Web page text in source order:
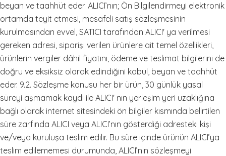
beyan ve taahhüt eder. ALICI’nın; Ön Bilgilendirmeyi elektronik
ortamda teyit etmesi, mesafeli satış sözleşmesinin
kurulmasından evvel, SATICI tarafından ALICI' ya verilmesi
gereken adresi, siparişi verilen ürünlere ait temel özellikleri,
ürünlerin vergiler dâhil fiyatını, ödeme ve teslimat bilgilerini de
doğru ve eksiksiz olarak edindiğini kabul, beyan ve taahhüt
eder. 9.2. Sözleşme konusu her bir ürün, 30 günlük yasal
süreyi aşmamak kaydı ile ALICI' nın yerleşim yeri uzaklığına
bağlı olarak internet sitesindeki ön bilgiler kısmında belirtilen
süre zarfında ALICI veya ALICI’nın gösterdiği adresteki kişi
ve/veya kuruluşa teslim edilir. Bu süre içinde ürünün ALICI’ya
teslim edilememesi durumunda, ALICI’nın sözleşmeyi